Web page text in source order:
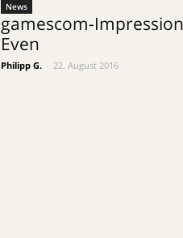
News
gamescom-
Even
Philipp G. 22. August 2016